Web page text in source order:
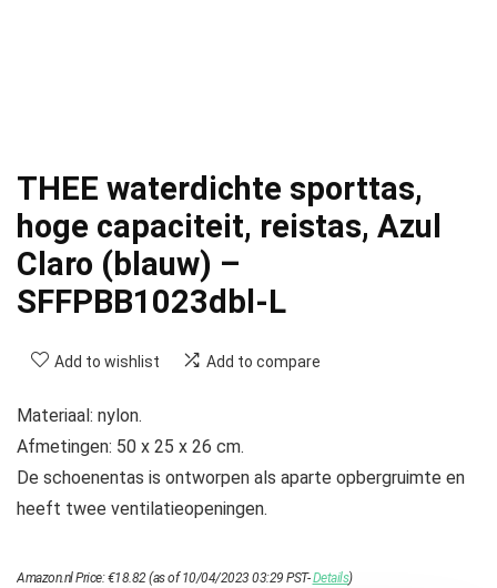
THEE waterdichte sporttas,
hoge capaciteit, reistas, Azul
Claro (blauw) –
SFFPBB1023dbl-L
Add to wishlist Add to compare
Materiaal: nylon.
Afmetingen: 50 x 25 x 26 cm.
De schoenentas is ontworpen als aparte opbergruimte en
heeft twee ventilatieopeningen.
Amazon.nl Price:€18.82 (as of 10/04/2023 03:29 PST-Details)